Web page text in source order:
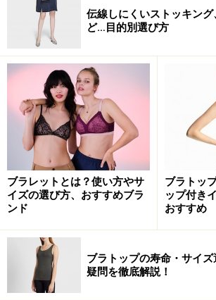
伝線しにくいストッキン
ど…目的別選び方
ブラレットとは？使い方やサ
イズの選び方、おすすめブラ
ンド
ブラトッ
ップ付き
おすすめ
ブラトップの寿命・サイ
疑問を徹底解説！